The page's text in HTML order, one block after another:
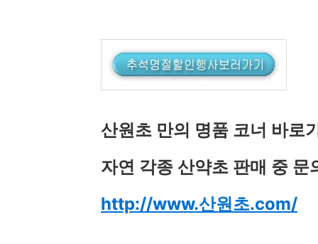
산원초 만의 명품 코너 바로
자연 각종 산약초 판매 중
http://www.산원초.com/